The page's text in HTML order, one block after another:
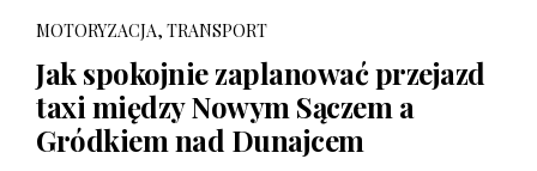
MOTORYZACJA, TRANSPORT
Jak spokojnie zaplanować przejazd
taxi między Nowym Sączem a
Gródkiem nad Dunajcem